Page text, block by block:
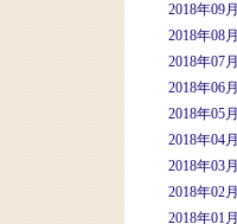
2018年09月
2018年08月
2018年07月
2018年06月
2018年05月
2018年04月
2018年03月
2018年02月
2018年01月